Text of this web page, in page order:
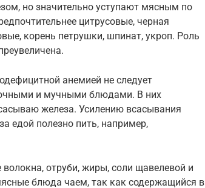
но значительно уступают мясным по
цитрусовые, черная
корень петрушки, шпинат, укроп. Роль
анемией не следует
и мучными блюдами. В них
железа. Усилению всасывания
едой полезно пить, например,
отруби, жиры, соли щавелевой и
блюда чаем, так как содержащийся в